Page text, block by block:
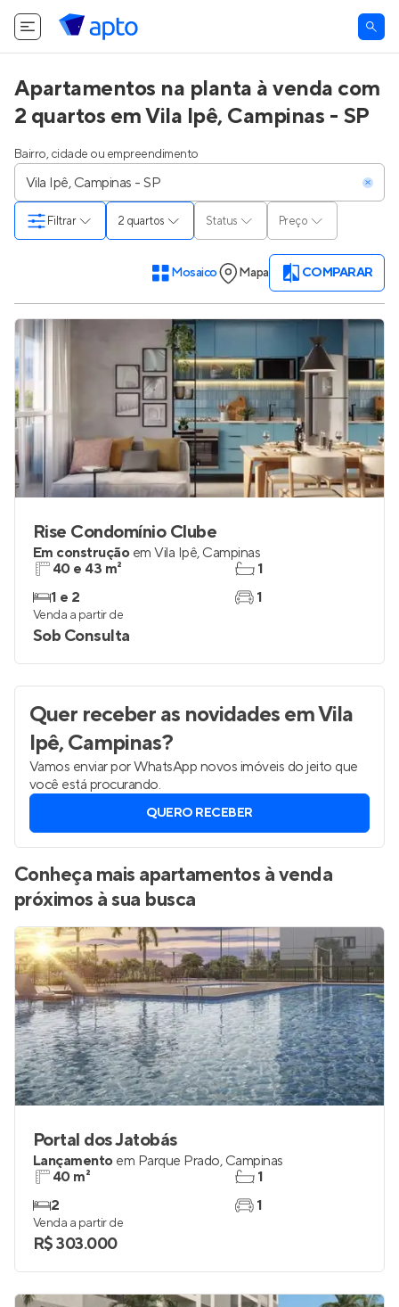
Apartamentos na planta à venda com
2 quartos em Vila Ipê, Campinas - SP
Bairro, cidade ou empreendimento
2 quartos Status Preço
Filtrar
Mosaico Mapa COMPARAR
Rise Condomínio Clube
Em construção em Vila Ipê, Campinas
40 e 43 m²
1 e 2
1
1
Venda a partir de
Sob Consulta
Quer receber as novidadesem Vila
Ipê, Campinas?
Vamos enviar por WhatsApp novos imóveis do jeito que
você está procurando.
QUERO RECEBER
Conheça mais apartamentos à venda
próximos à sua busca
Portal dos Jatobás
Lançamento em Parque Prado, Campinas
40 m²
2
1
1
Venda a partir de
R$ 303.000